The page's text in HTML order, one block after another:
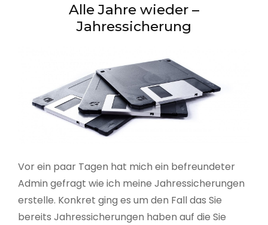
Alle Jahre wieder –
Jahressicherung
Vor ein paar Tagen hat mich ein befreundeter
Admin gefragt wie ich meine Jahressicherungen
erstelle. Konkret ging es um den Fall das Sie
bereits Jahressicherungen haben auf die Sie